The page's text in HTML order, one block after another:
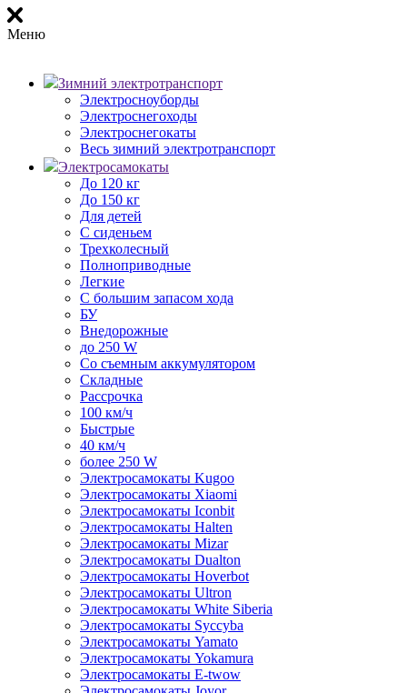
Меню
Зимний электротранспорт
Электросноуборды
Электроснегоходы
Электроснегокаты
Весь зимний электротранспорт
Электросамокаты
До 120 кг
До 150 кг
Для детей
С сиденьем
Трехколесный
Полноприводные
Легкие
С большим запасом хода
БУ
Внедорожные
до 250 W
Со съемным аккумулятором
Складные
Рассрочка
100 км/ч
Быстрые
40 км/ч
более 250 W
Электросамокаты Kugoo
Электросамокаты Xiaomi
Электросамокаты Iconbit
Электросамокаты Halten
Электросамокаты Mizar
Электросамокаты Dualton
Электросамокаты Hoverbot
Электросамокаты Ultron
Электросамокаты White Siberia
Электросамокаты Syccyba
Электросамокаты Yamato
Электросамокаты Yokamura
Электросамокаты E-twow